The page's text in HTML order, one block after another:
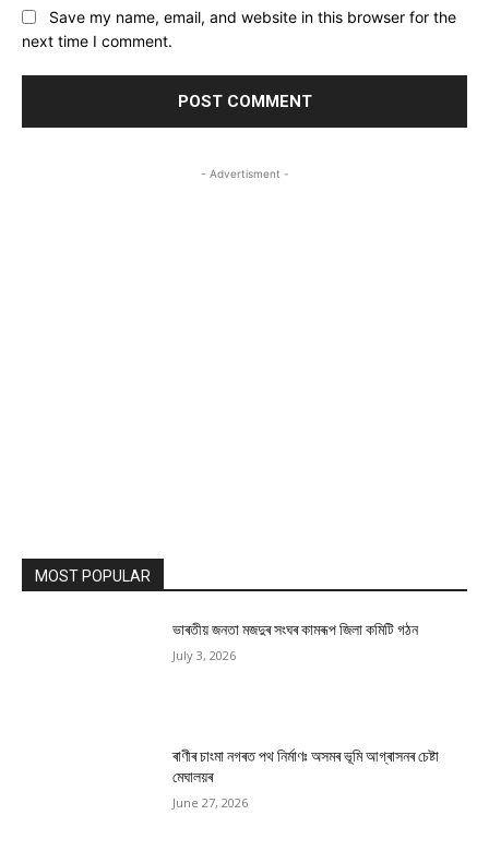
Save my name, email, and website in this browser for the
next time I comment.
- Advertisment -
MOST POPULAR
ভাৰতীয় জনতা মজদুৰ সংঘৰ কামৰূপ জিলা কমিটি গঠন
July 3, 2026
ৰাণীৰ চাংমা নগৰত পথ নিৰ্মাণঃ অসমৰ ভূমি আগ্ৰাসনৰ চেষ্টা
মেঘালয়ৰ
June 27, 2026